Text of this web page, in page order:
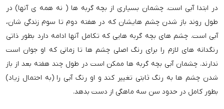
در ابتدا آبی است. چشمان بسیاری از بچه گربه ها ( نه همه ی آنها) در
طول روند باز شدن چشم هایشان که در هفته دوم تا سوم زندگی شان،
آبی است. چشم های بچه گربه هایی که تکامل آنها ادامه دارد بطور ذاتی
رنگدانه های لازم را برای رنگ اصلی چشم ها تا زمانی که او جوان است
ندارند. چشمان آبی بچه گربه ها ممکن است در طول چند هفته بعد از باز
شدن چشم ها به رنگ ثابتی تغییر کند و او رنگ آبی را (به احتمال زیاد)
بطور کامل در حدود سن سه ماهگی از دست بدهد.